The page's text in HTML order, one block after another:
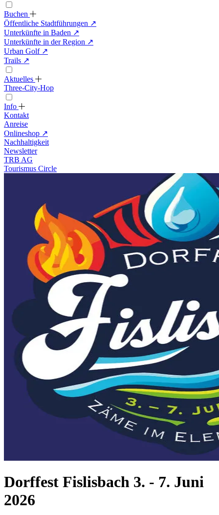
Buchen
Öffentliche Stadtführungen ↗
Unterkünfte in Baden ↗
Unterkünfte in der Region ↗
Urban Golf ↗
Trails ↗
Aktuelles
Three-City-Hop
Info
Kontakt
Anreise
Onlineshop ↗
Nachhaltigkeit
Newsletter
TRB AG
Tourismus Circle
Dorffest Fislisbach 3. - 7. Juni
2026